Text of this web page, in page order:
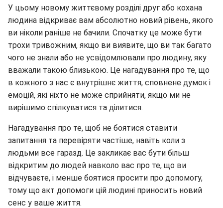
У цьому новому життєвому розділі друг або кохана
людина відкриває вам абсолютно новий рівень, якого
ви ніколи раніше не бачили. Спочатку це може бути
трохи тривожним, якщо ви виявите, що ви так багато
чого не знали або не усвідомлювали про людину, яку
вважали такою близькою. Це нагадування про те, що
в кожного з нас є внутрішнє життя, сповнене думок і
емоцій, які ніхто не може сприйняти, якщо ми не
вирішимо спілкуватися та ділитися.
Нагадування про те, щоб не боятися ставити
запитання та перевіряти частіше, навіть коли з
людьми все гаразд. Це закликає вас бути більш
відкритим до людей навколо вас про те, що ви
відчуваєте, і менше боятися просити про допомогу,
тому що акт допомоги цій людині приносить новий
сенс у ваше життя.